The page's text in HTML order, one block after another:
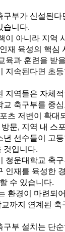
구부가 신설된
습니다.
이 아니라 지역
재 육성의 핵심
육과 훈련을 받
지속된다면 초
지역들은 자체
교 축구부를 중
츠 저변이 확대
문, 지역 내 스
선수들이 고
것입니다.
청운대학교 축
인재를 육성한
수 있습니다.
환경이 마련되
까지 연계된
구부 설치는 단